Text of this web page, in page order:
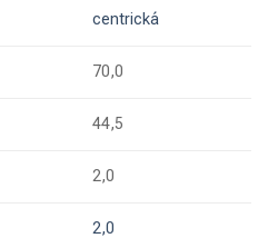
centrická
70,0
44,5
2,0
2,0